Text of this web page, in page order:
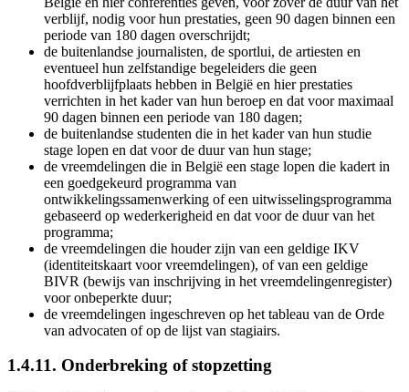
verblijf, nodig voor hun prestaties, geen 90 dagen binnen een
periode van 180 dagen overschrijdt;
de buitenlandse journalisten, de sportlui, de artiesten en
eventueel hun zelfstandige begeleiders die geen
hoofdverblijfplaats hebben in België en hier prestaties
verrichten in het kader van hun beroep en dat voor maximaal
90 dagen binnen een periode van 180 dagen;
de buitenlandse studenten die in het kader van hun studie
stage lopen en dat voor de duur van hun stage;
de vreemdelingen die in België een stage lopen die kadert in
een goedgekeurd programma van
ontwikkelingssamenwerking of een uitwisselingsprogramma
gebaseerd op wederkerigheid en dat voor de duur van het
programma;
de vreemdelingen die houder zijn van een geldige IKV
(identiteitskaart voor vreemdelingen), of van een geldige
BIVR (bewijs van inschrijving in het vreemdelingenregister)
voor onbeperkte duur;
de vreemdelingen ingeschreven op het tableau van de Orde
van advocaten of op de lijst van stagiairs.
1.4.11. Onderbreking of stopzetting